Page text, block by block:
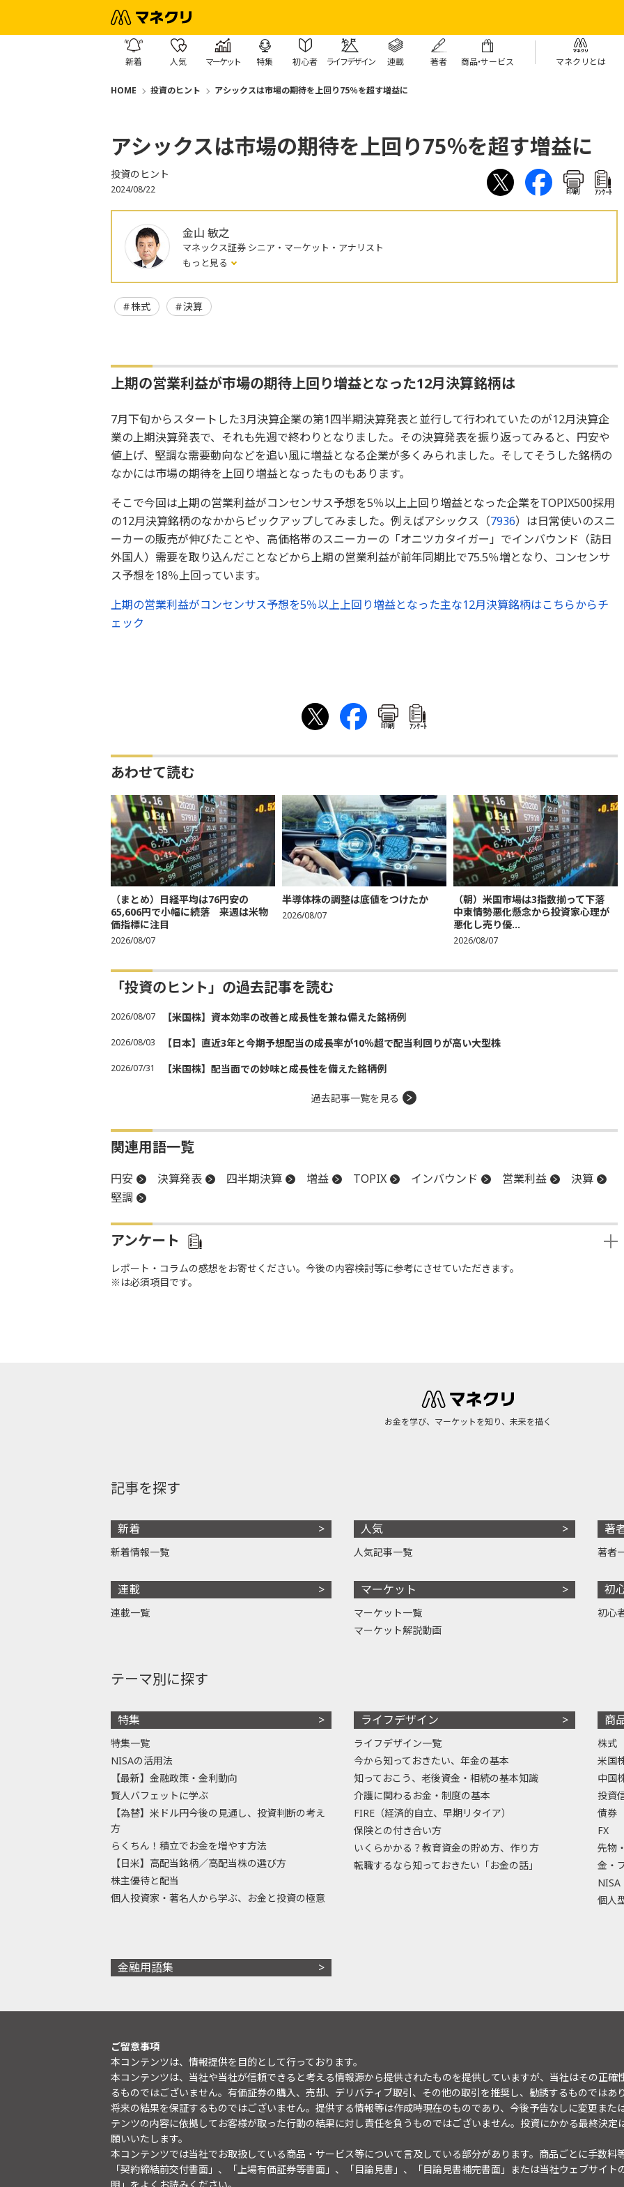
新着 人気 マーケット 特集 初心者 ライフデザイン 連載 著者 商品・サービス マネクリとは
HOME 投資のヒント アシックスは市場の期待を上回り75％を超す増益に
アシックスは市場の期待を上回り75％を超す増益に
投資のヒント
2024/08/22 印刷 ｱﾝｹｰﾄ
金山 敏之
マネックス証券 シニア・マーケット・アナリスト
もっと見る
株式 決算
上期の営業利益が市場の期待上回り増益となった12月決算銘柄は
7月下旬からスタートした3月決算企業の第1四半期決算発表と並行して行われていたのが12月決算企
業の上期決算発表で、それも先週で終わりとなりました。その決算発表を振り返ってみると、円安や
値上げ、堅調な需要動向などを追い風に増益となる企業が多くみられました。そしてそうした銘柄の
なかには市場の期待を上回り増益となったものもあります。
そこで今回は上期の営業利益がコンセンサス予想を5％以上上回り増益となった企業をTOPIX500採用
の12月決算銘柄のなかからピックアップしてみました。例えばアシックス（7936）は日常使いのスニ
ーカーの販売が伸びたことや、高価格帯のスニーカーの「オニツカタイガー」でインバウンド（訪日
外国人）需要を取り込んだことなどから上期の営業利益が前年同期比で75.5％増となり、コンセンサ
ス予想を18％上回っています。
上期の営業利益がコンセンサス予想を5％以上上回り増益となった主な12月決算銘柄はこちらからチ
ェック
印刷 ｱﾝｹｰﾄ
あわせて読む
（まとめ）日経平均は76円安の
65,606円で小幅に続落 来週は米物
価指標に注目
2026/08/07
半導体株の調整は底値をつけたか
2026/08/07
（朝）米国市場は3指数揃って下落
中東情勢悪化懸念から投資家心理が
悪化し売り優...
2026/08/07
「投資のヒント」の過去記事を読む
2026/08/07 【米国株】資本効率の改善と成長性を兼ね備えた銘柄例
2026/08/03 【日本】直近3年と今期予想配当の成長率が10％超で配当利回りが高い大型株
2026/07/31 【米国株】配当面での妙味と成長性を備えた銘柄例
過去記事一覧を見る
関連用語一覧
円安 決算発表 四半期決算 増益 TOPIX インバウンド 営業利益
決算
堅調
アンケート
レポート・コラムの感想をお寄せください。今後の内容検討等に参考にさせていただきます。
※は必須項目です。
お金を学び、マーケットを知り、未来を描く
記事を探す
新着
新着情報一覧
連載
連載一覧
人気
人気記事一覧
マーケット
マーケット一覧
マーケット解説動画
著
著者
初
初心
テーマ別に探す
特集
特集一覧
NISAの活用法
【最新】金融政策・金利動向
賢人バフェットに学ぶ
【為替】米ドル円今後の見通し、投資判断の考え
方
らくちん！積立でお金を増やす方法
【日米】高配当銘柄／高配当株の選び方
株主優待と配当
個人投資家・著名人から学ぶ、お金と投資の極意
ライフデザイン
ライフデザイン一覧
今から知っておきたい、年金の基本
知っておこう、老後資金・相続の基本知識
介護に関わるお金・制度の基本
FIRE（経済的自立、早期リタイア）
保険との付き合い方
いくらかかる？教育資金の貯め方、作り方
転職するなら知っておきたい「お金の話」
商
株式
米国
中国
投資
債券
FX
先物
金・
NISA
個人
金融用語集
ご留意事項
本コンテンツは、情報提供を目的として行っております。
本コンテンツは、当社や当社が信頼できると考える情報源から提供されたものを提供していますが、当社はその正
るものではございません。有価証券の購入、売却、デリバティブ取引、その他の取引を推奨し、勧誘するものでは
将来の結果を保証するものではございません。提供する情報等は作成時現在のものであり、今後予告なしに変更また
テンツの内容に依拠してお客様が取った行動の結果に対し責任を負うものではございません。投資にかかる最終決
願いいたします。
本コンテンツでは当社でお取扱している商品・サービス等について言及している部分があります。商品ごとに手数料
「契約締結前交付書面」、「上場有価証券等書面」、「目論見書」、「目論見書補完書面」または当社ウェブサイト